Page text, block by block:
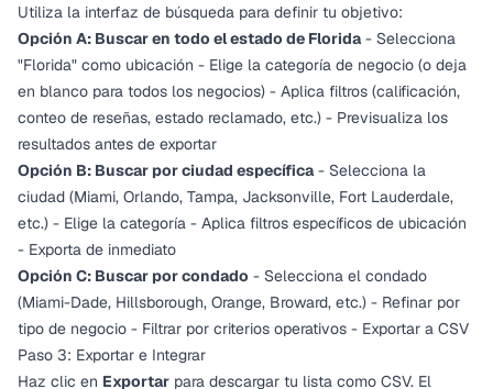
Utiliza la interfaz de búsqueda para definir tu objetivo:
Opción A: Buscar en todo el estado de Florida- Selecciona
"Florida" como ubicación - Elige la categoría de negocio (o deja
en blanco para todos los negocios) - Aplica filtros (calificación,
conteo de reseñas, estado reclamado, etc.) - Previsualiza los
resultados antes de exportar
Opción B: Buscar por ciudad específica- Selecciona la
ciudad (Miami, Orlando, Tampa, Jacksonville, Fort Lauderdale,
etc.) - Elige la categoría - Aplica filtros específicos de ubicación
- Exporta de inmediato
Opción C: Buscar por condado - Selecciona el condado
(Miami-Dade, Hillsborough, Orange, Broward, etc.) - Refinar por
tipo de negocio - Filtrar por criterios operativos - Exportar a CSV
Paso 3: Exportar e Integrar
Haz clic en Exportar para descargar tu lista como CSV. El